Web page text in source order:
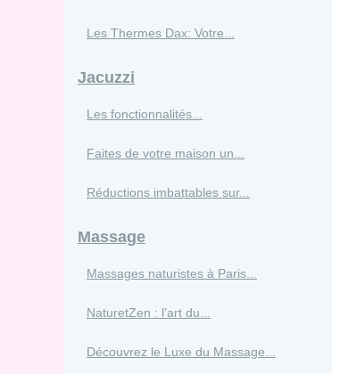
Les Thermes Dax: Votre...
Jacuzzi
Les fonctionnalités...
Faites de votre maison un...
Réductions imbattables sur...
Massage
Massages naturistes à Paris...
NaturetZen : l’art du...
Découvrez le Luxe du Massage...